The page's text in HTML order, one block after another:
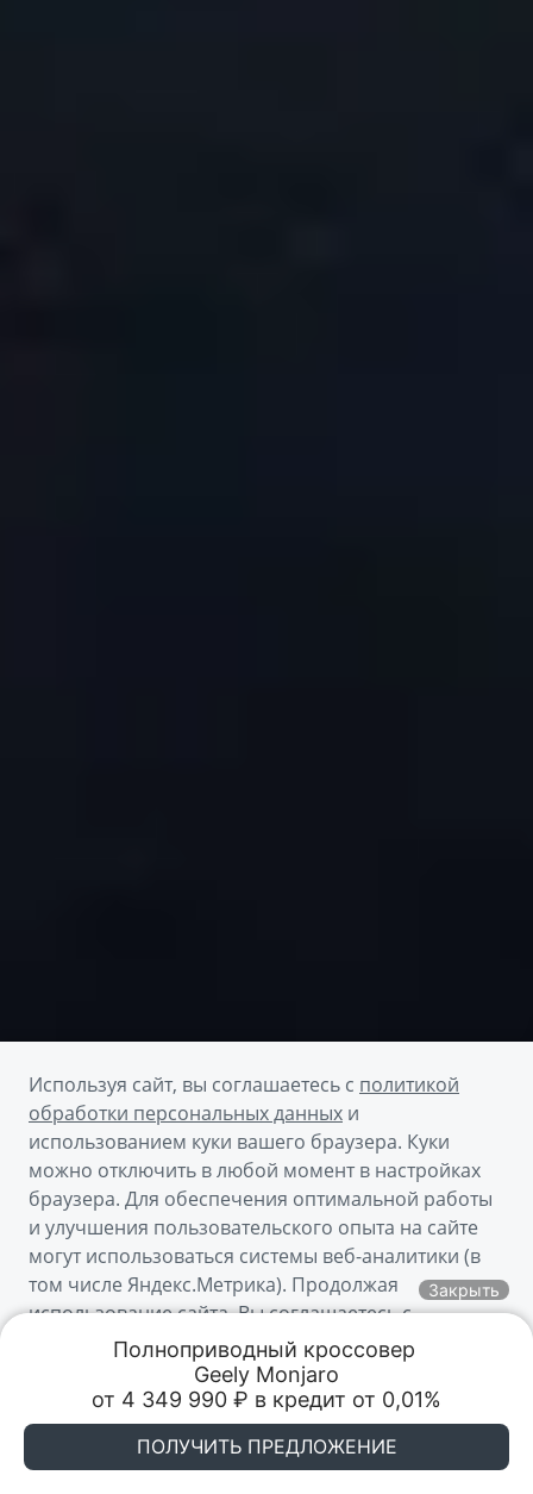
Пройти тест-драйв
Скачать брошюру
Используя сайт, вы соглашаетесь с политикой
обработки персональных данных и
использованием куки вашего браузера. Куки
можно отключить в любой момент в настройках
браузера. Для обеспечения оптимальной работы
и улучшения пользовательского опыта на сайте
могут использоваться системы веб-аналитики (в
том числе Яндекс.Метрика). Продолжая
использование сайта, Вы соглашаетесь с
применением указанных технологий и
размещением куки-файлов.
Закрыть
Полноприводный кроссовер
Geely Monjaro
от 4 349 990 ₽ в кредит от 0,01%
ПОЛУЧИТЬ ПРЕДЛОЖЕНИЕ
GEELY Автопрестиж
Акции Заказать
Акции и Спецпредложения
GEELY Автопрестиж